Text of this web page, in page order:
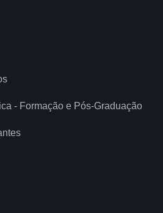
- Formação e Pós-Graduação